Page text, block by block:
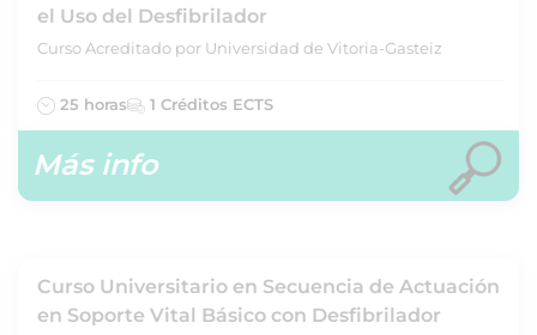
el Uso del Desfibrilador
Curso Acreditado por Universidad de Vitoria-Gasteiz
25 horas 1 Créditos ECTS
Más info
Curso Universitario en Secuencia de Actuación
en Soporte Vital Básico con Desfibrilador